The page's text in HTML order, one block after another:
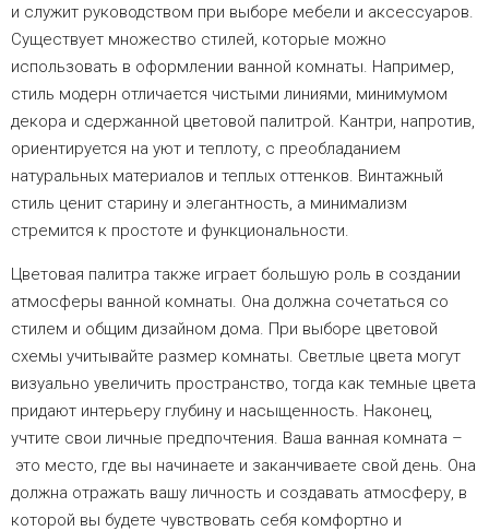
и служит руководством при выборе мебели и аксессуаров.
Существует множество стилей, которые можно
использовать в оформлении ванной комнаты. Например,
стиль модерн отличается чистыми линиями, минимумом
декора и сдержанной цветовой палитрой. Кантри, напротив,
ориентируется на уют и теплоту, с преобладанием
натуральных материалов и теплых оттенков. Винтажный
стиль ценит старину и элегантность, а минимализм
стремится к простоте и функциональности.
Цветовая палитра также играет большую роль в создании
атмосферы ванной комнаты. Она должна сочетаться со
стилем и общим дизайном дома. При выборе цветовой
схемы учитывайте размер комнаты. Светлые цвета могут
визуально увеличить пространство, тогда как темные цвета
придают интерьеру глубину и насыщенность. Наконец,
учтите свои личные предпочтения. Ваша ванная комната –
это место, где вы начинаете и заканчиваете свой день. Она
должна отражать вашу личность и создавать атмосферу, в
которой вы будете чувствовать себя комфортно и